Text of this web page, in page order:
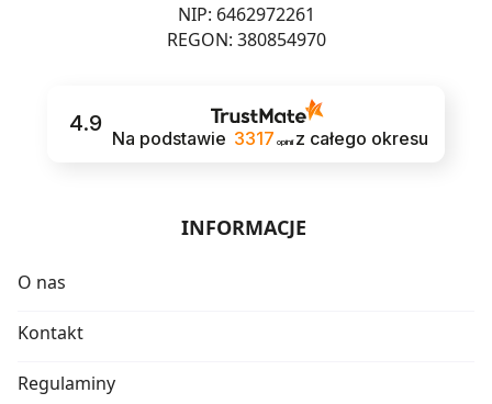
NIP: 6462972261
REGON: 380854970
4.9
Na podstawie 3317 opinii z całego okresu
INFORMACJE
O nas
Kontakt
Regulaminy